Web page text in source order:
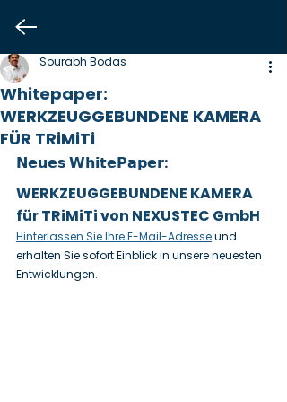
Whitepaper:
WERKZEUGGEBUNDENE KAMERA
FÜR TRiMiTi
Sourabh Bodas
𝗡𝗲𝘂𝗲𝘀 𝗪𝗵𝗶𝘁𝗲𝗣𝗮𝗽𝗲𝗿:
WERKZEUGGEBUNDENE KAMERA
für TRiMiTi von NEXUSTEC GmbH
Hinterlassen Sie Ihre E-Mail-Adresse und
erhalten Sie sofort Einblick in unsere neuesten
Entwicklungen.